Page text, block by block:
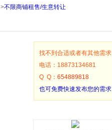
>不限商铺租售/生意转让
找不到合适或者有其他需求
电话：18873134681
Q Q： 654889818
也可免费快速发布您的需求